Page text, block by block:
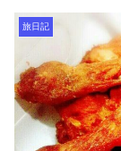
旅日記